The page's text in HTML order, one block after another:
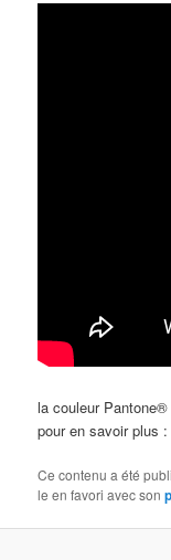
la couleur Pantone®
pour en savoir plus
Ce contenu a été
le en favori avec son